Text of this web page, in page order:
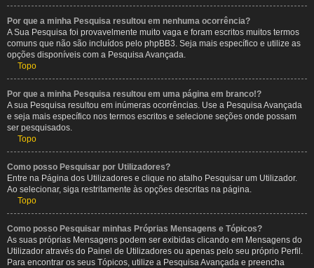
Por que a minha Pesquisa resultou em nenhuma ocorrência?
A Sua Pesquisa foi provavelmente muito vaga e foram escritos muitos termos
comuns que não são incluídos pelo phpBB3. Seja mais específico e utilize as
opções disponíveis com a Pesquisa Avançada.
Topo
Por que a minha Pesquisa resultou em uma página em branco!?
A sua Pesquisa resultou em inúmeras ocorrências. Use a Pesquisa Avançada
e seja mais específico nos termos escritos e selecione seções onde possam
ser pesquisados.
Topo
Como posso Pesquisar por Utilizadores?
Entre na Página dos Utilizadores e clique no atalho Pesquisar um Utilizador.
Ao selecionar, siga restritamente às opções descritas na página.
Topo
Como posso Pesquisar minhas Próprias Mensagens e Tópicos?
As suas próprias Mensagens podem ser exibidas clicando em Mensagens do
Utilizador através do Painel de Utilizadores ou apenas pelo seu próprio Perfil.
Para encontrar os seus Tópicos, utilize a Pesquisa Avançada e preencha